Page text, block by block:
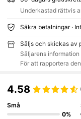
Underkastad rättvis
Säkra betalningar ·
Säljs och skickas av
Säljarens
För att rapportera
4.58
Små
0%